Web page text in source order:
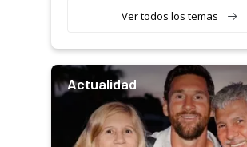
Ver todos los temas
Actualidad